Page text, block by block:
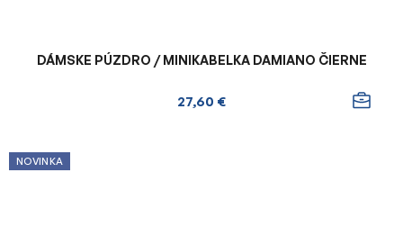
DÁMSKE PÚZDRO / MINIKABELKA DAMIANO ČIERNE
27,60 €
NOVINKA